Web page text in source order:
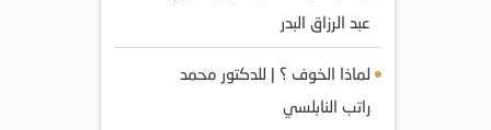
عبد الرزاق البدر
لماذا الخوف ؟ | للدكتور محمد
راتب النابلسي